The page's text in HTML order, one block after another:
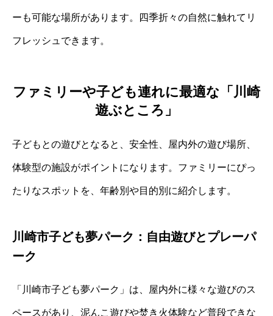
ーも可能な場所があります。四季折々の自然に触れてリ
フレッシュできます。
ファミリーや子ども連れに最適な「川崎
遊ぶところ」
子どもとの遊びとなると、安全性、屋内外の遊び場所、
体験型の施設がポイントになります。ファミリーにぴっ
たりなスポットを、年齢別や目的別に紹介します。
川崎市子ども夢パーク：自由遊びとプレーパ
ーク
「川崎市子ども夢パーク」は、屋内外に様々な遊びのス
ペースがあり、泥んこ遊びや焚き火体験など普段できな